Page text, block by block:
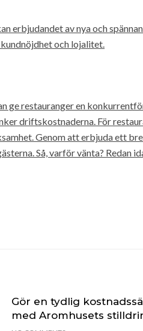
erbjudandet av nya och
och lojalitet.
ge restauranger en
driftskostnaderna. För
Genom att erbjuda ett
Så, varför vänta? Redan
Gör en tydlig
med Aromhusets